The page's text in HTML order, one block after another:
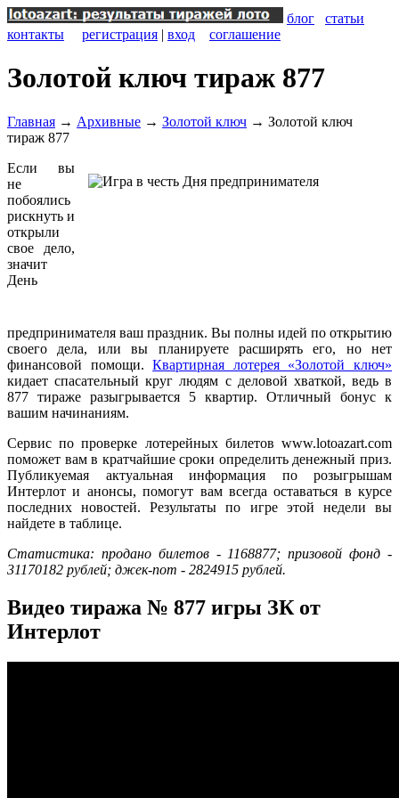
блог
статьи
контакты
регистрация | вход соглашение
Золотой ключ тираж 877
Главная → Архивные → Золотой ключ → Золотой ключ
тираж 877
Если вы
не
побоялись
рискнуть и
открыли
свое дело,
значит
День
предпринимателя ваш праздник. Вы полны идей по открытию
своего дела, или вы планируете расширять его, но нет
финансовой помощи.Квартирная лотерея «Золотой ключ»
кидает спасательный круг людям с деловой хваткой, ведь в
877 тираже разыгрывается 5 квартир. Отличный бонус к
вашим начинаниям.
Сервис по проверке лотерейных билетов www.lotoazart.com
поможет вам в кратчайшие сроки определить денежный приз.
Публикуемая актуальная информация по розыгрышам
Интерлот и анонсы, помогут вам всегда оставаться в курсе
последних новостей. Результаты по игре этой недели вы
найдете в таблице.
Статистика: продано билетов - 1168877; призовой фонд -
31170182 рублей; джек-пот - 2824915 рублей.
Видео тиража № 877 игры ЗК от
Интерлот